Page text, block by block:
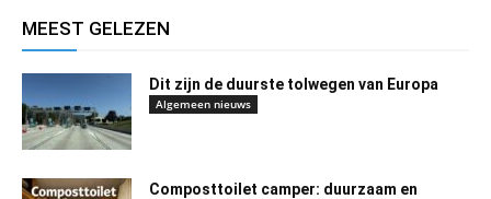
MEEST GELEZEN
Dit zijn de duurste tolwegen van Europa
Algemeen nieuws
Composttoilet camper: duurzaam en